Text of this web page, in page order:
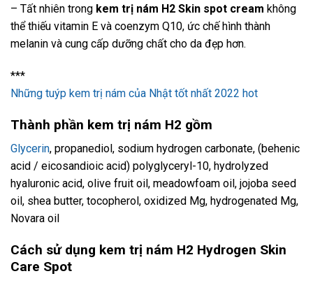
– Tất nhiên trong kem trị nám H2 Skin spot cream không
thể thiếu vitamin E và coenzym Q10, ức chế hình thành
melanin và cung cấp dưỡng chất cho da đẹp hơn.
***
Những tuýp kem trị nám của Nhật tốt nhất 2022 hot
Thành phần kem trị nám H2 gồm
Glycerin, propanediol, sodium hydrogen carbonate, (behenic
acid / eicosandioic acid) polyglyceryl-10, hydrolyzed
hyaluronic acid, olive fruit oil, meadowfoam oil, jojoba seed
oil, shea butter, tocopherol, oxidized Mg, hydrogenated Mg,
Novara oil
Cách sử dụng kem trị nám H2 Hydrogen Skin
Care Spot